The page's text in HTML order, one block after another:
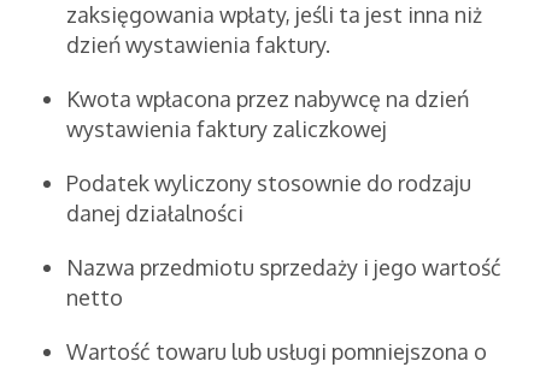
zaksięgowania wpłaty, jeśli ta jest inna niż
dzień wystawienia faktury.
Kwota wpłacona przez nabywcę na dzień
wystawienia faktury zaliczkowej
Podatek wyliczony stosownie do rodzaju
danej działalności
Nazwa przedmiotu sprzedaży i jego wartość
netto
Wartość towaru lub usługi pomniejszona o